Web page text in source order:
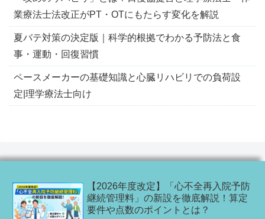
業療法士法改正がPT・OTにもたらす変化を解説
夏バテ対策の決定版｜科学的根拠でわかる予防法と食
事・運動・回復習慣
ペースメーカーの基礎知識と心臓リハビリでの負荷設
定|理学療法士向け
【2026年度改定】「心不全再入院予防
継続管理料」の新設を徹底解説！算定
要件や点数のポイントとは？